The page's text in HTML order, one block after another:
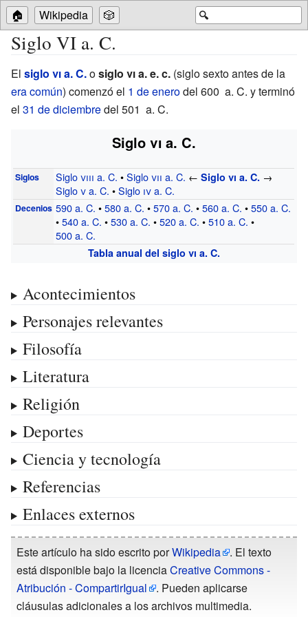
🔍
🏠 Wikipedia 🎲
Siglo VI a. C.
El siglo via.C.osiglo via. e. c. (siglo sexto antes de la
era común) comenzó el 1 de enerodel 600 a. C. y terminó
el 31 de diciembredel 501 a. C.
Siglo vi a. C.
Siglos Sigloviii a. C. •Siglovii a. C. ←Siglo vi a. C. →
Siglova. C. •Siglo iva. C.
Decenios 590a. C. •580a. C. •570a. C. •560a. C. •550a. C.
•540a. C. •530a. C. •520a. C. •510a. C. •
500a. C.
Tabla anual del siglo vi a. C.
Acontecimientos
Personajes relevantes
Filosofía
Literatura
Religión
Deportes
Ciencia y tecnología
Referencias
Enlaces externos
Este artículo ha sido escrito porWikipedia
. El texto
está disponible bajo la licenciaCreative Commons -
Atribución - CompartirIgual
. Pueden aplicarse
cláusulas adicionales a los archivos multimedia.